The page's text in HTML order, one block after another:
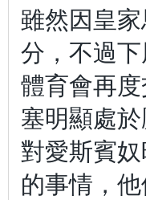
雖然因皇
分，不過
體育會再
塞明顯處
對愛斯賓
的事情，